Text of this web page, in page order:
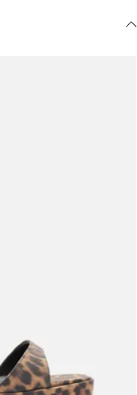
devoluções.